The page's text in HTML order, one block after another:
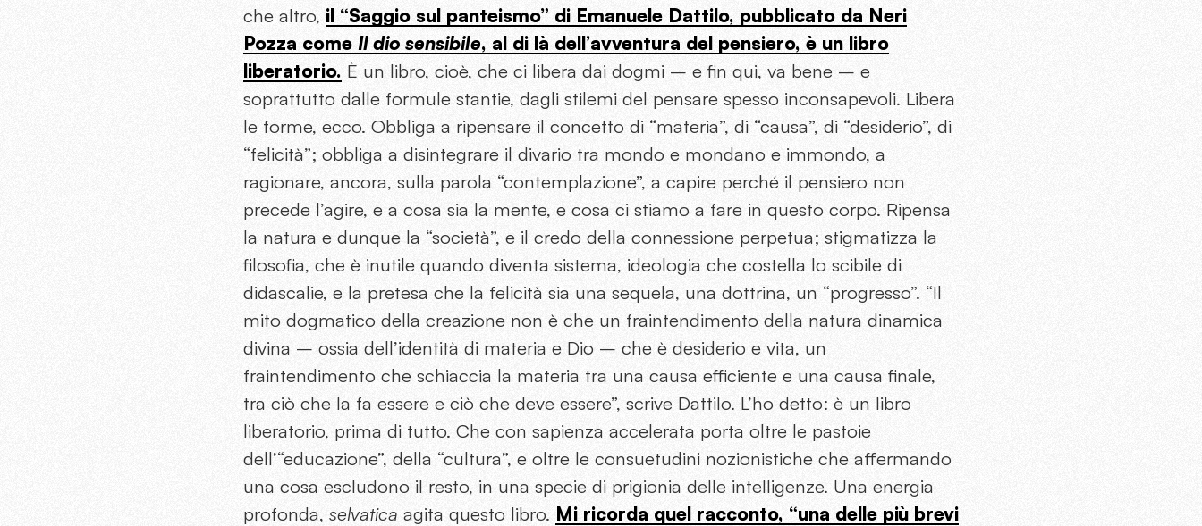
che altro, il “Saggio sul panteismo” di Emanuele Dattilo, pubblicato da Neri
Pozza come Il dio sensibile, al di là dell’avventura del pensiero, è un libro
liberatorio. È un libro, cioè, che ci libera dai dogmi – e fin qui, va bene – e
soprattutto dalle formule stantie, dagli stilemi del pensare spesso inconsapevoli. Libera
le forme, ecco. Obbliga a ripensare il concetto di “materia”, di “causa”, di “desiderio”, di
“felicità”; obbliga a disintegrare il divario tra mondo e mondano e immondo, a
ragionare, ancora, sulla parola “contemplazione”, a capire perché il pensiero non
precede l’agire, e a cosa sia la mente, e cosa ci stiamo a fare in questo corpo. Ripensa
la natura e dunque la “società”, e il credo della connessione perpetua; stigmatizza la
filosofia, che è inutile quando diventa sistema, ideologia che costella lo scibile di
didascalie, e la pretesa che la felicità sia una sequela, una dottrina, un “progresso”. “Il
mito dogmatico della creazione non è che un fraintendimento della natura dinamica
divina – ossia dell’identità di materia e Dio – che è desiderio e vita, un
fraintendimento che schiaccia la materia tra una causa efficiente e una causa finale,
tra ciò che la fa essere e ciò che deve essere”, scrive Dattilo. L’ho detto: è un libro
liberatorio, prima di tutto. Che con sapienza accelerata porta oltre le pastoie
dell’“educazione”, della “cultura”, e oltre le consuetudini nozionistiche che affermando
una cosa escludono il resto, in una specie di prigionia delle intelligenze. Una energia
profonda, selvatica agita questo libro. Mi ricorda quel racconto, “una delle più brevi